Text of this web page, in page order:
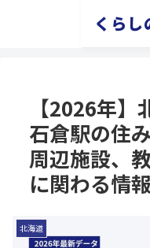
くらし
【2026年
石倉駅の住
周辺施設、
に関わる情
北海道